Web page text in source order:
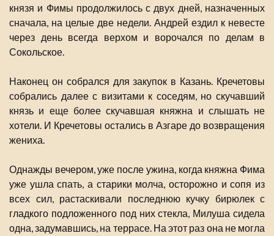
князя и Фимы продолжилось с двух дней, назначенных
сначала, на целые две недели. Андрей ездил к невесте
через день всегда верхом и ворочался по делам в
Сокольское.
Наконец он собрался для закупок в Казань. Кречетовы
собрались далее с визитами к соседям, но скучавший
князь и еще более скучавшая княжна и слышать не
хотели. И Кречетовы остались в Азгаре до возвращения
жениха.
Однажды вечером, уже после ужина, когда княжна Фима
уже ушла спать, а старики молча, осторожно и сопя из
всех сил, растаскивали последнюю кучку бирюлек с
гладкого подложенного под них стекла, Милуша сидела
одна, задумавшись, на террасе. На этот раз она не могла